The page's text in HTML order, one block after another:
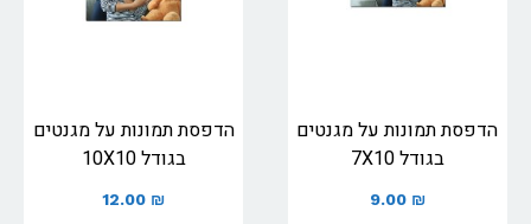
הדפסת תמונות על מגנטים
בגודל 7X10
9.00 ₪
הדפסת תמונות על מגנטים
בגודל 10X10
12.00 ₪